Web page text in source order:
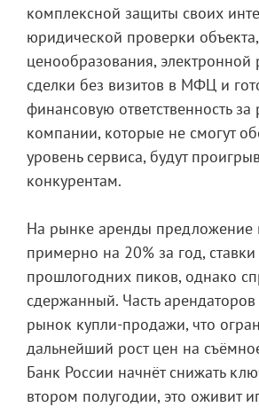
комплексной защиты своих
юридической проверки
ценообразования, электронной
сделки без визитов в МФЦ и
финансовую ответственность за
компании, которые не смогут
уровень сервиса, будут
конкурентам.
На рынке аренды предложение
примерно на 20% за год, ставки
прошлогодних пиков, однако
сдержанный. Часть
рынок купли-продажи, что
дальнейший рост цен на
Банк России начнёт снижать
втором полугодии, это оживит